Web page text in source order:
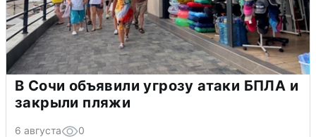
В Сочи объявили угрозу атаки БПЛА и
закрыли пляжи
6 августа 0